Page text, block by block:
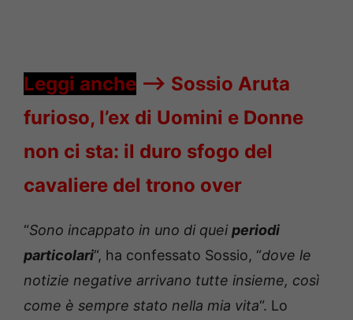
Leggi anche —-> Sossio Aruta
furioso, l’ex di Uomini e Donne
non ci sta: il duro sfogo del
cavaliere del trono over
“Sono incappato in uno di queiperiodi
particolari“, ha confessato Sossio, “dove le
notizie negative arrivano tutte insieme, così
come è sempre stato nella mia vita“. Lo